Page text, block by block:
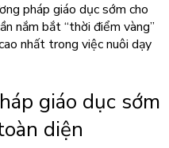
pháp giáo dục sớm cho
nắm bắt “thời điểm vàng”
nhất trong việc nuôi dạy
giáo dục sớm
diện